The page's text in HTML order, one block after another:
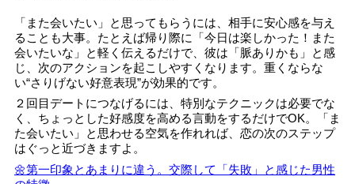
「また会いたい」と思ってもらうには、相手に安心感を与え
ることも大事。たとえば帰り際に「今日は楽しかった！また
会いたいな」と軽く伝えるだけで、彼は「脈ありかも」と感
じ、次のアクションを起こしやすくなります。重くならな
い“さりげない好意表現”が効果的です。
２回目デートにつなげるには、特別なテクニックは必要でな
く、ちょっとした好感度を高める言動をするだけでOK。「ま
た会いたい」と思わせる空気を作れれば、恋の次のステップ
はぐっと近づきますよ。
🌼第一印象とあまりに違う。交際して「失敗」と感じた男性